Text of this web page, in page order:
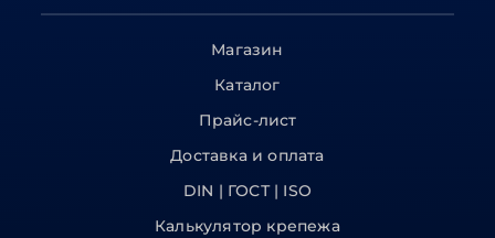
Магазин
Каталог
Прайс-лист
Доставка и оплата
DIN | ГОСТ | ISO
Калькулятор крепежа